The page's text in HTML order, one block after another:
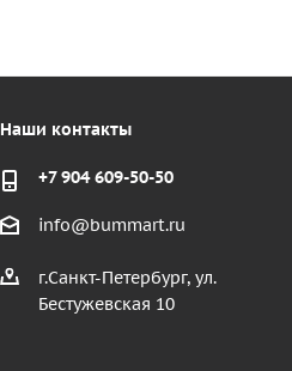
Наши контакты
+7 904 609-50-50
info@bummart.ru
г.Санкт-Петербург, ул.
Бестужевская 10